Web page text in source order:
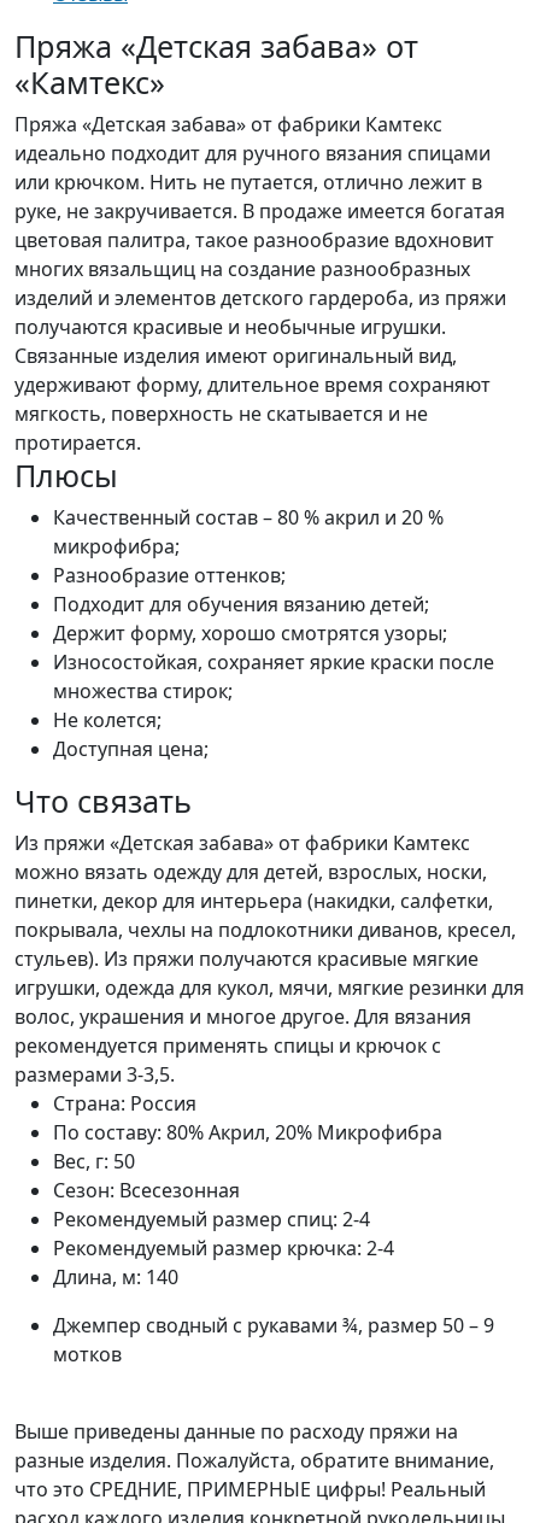
Пряжа «Детская забава» от
«Камтекс»
Пряжа «Детская забава» от фабрики Камтекс
идеально подходит для ручного вязания спицами
или крючком. Нить не путается, отлично лежит в
руке, не закручивается. В продаже имеется богатая
цветовая палитра, такое разнообразие вдохновит
многих вязальщиц на создание разнообразных
изделий и элементов детского гардероба, из пряжи
получаются красивые и необычные игрушки.
Связанные изделия имеют оригинальный вид,
удерживают форму, длительное время сохраняют
мягкость, поверхность не скатывается и не
протирается.
Плюсы
Качественный состав – 80 % акрил и 20 %
микрофибра;
Разнообразие оттенков;
Подходит для обучения вязанию детей;
Держит форму, хорошо смотрятся узоры;
Износостойкая, сохраняет яркие краски после
множества стирок;
Не колется;
Доступная цена;
Что связать
Из пряжи «Детская забава» от фабрики Камтекс
можно вязать одежду для детей, взрослых, носки,
пинетки, декор для интерьера (накидки, салфетки,
покрывала, чехлы на подлокотники диванов, кресел,
стульев). Из пряжи получаются красивые мягкие
игрушки, одежда для кукол, мячи, мягкие резинки для
волос, украшения и многое другое. Для вязания
рекомендуется применять спицы и крючок с
размерами 3-3,5.
Страна: Россия
По составу: 80% Акрил, 20% Микрофибра
Вес, г: 50
Сезон: Всесезонная
Рекомендуемый размер спиц: 2-4
Рекомендуемый размер крючка: 2-4
Длина, м: 140
Джемпер сводный с рукавами ¾, размер 50 – 9
мотков
Выше приведены данные по расходу пряжи на
разные изделия. Пожалуйста, обратите внимание,
что это СРЕДНИЕ, ПРИМЕРНЫЕ цифры! Реальный